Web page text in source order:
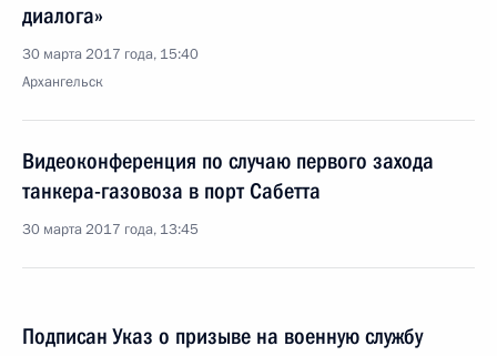
диалога»
30 марта 2017 года, 15:40
Архангельск
Видеоконференция по случаю первого захода
танкера-газовоза в порт Сабетта
30 марта 2017 года, 13:45
Подписан Указ о призыве на военную службу